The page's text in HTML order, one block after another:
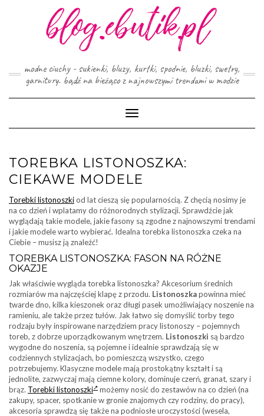
modne ciuchy - sukienki, bluzy, kurtki, spodnie, bluzki, swetry,
garnitury. bądź na bieżąco z najnowszymi trendami w modzie
Toggle
Navigation
TOREBKA LISTONOSZKA:
CIEKAWE MODELE
Torebki listonoszkiod lat cieszą się popularnością. Z chęcią nosimy je
na co dzień i wplatamy do różnorodnych stylizacji. Sprawdźcie jak
wyglądają takie modele, jakie fasony są zgodne z najnowszymi trendami
i jakie modele warto wybierać. Idealna torebka listonoszka czeka na
Ciebie – musisz ją znaleźć!
TOREBKA LISTONOSZKA: FASON NA RÓŻNE
OKAZJE
Jak właściwie wygląda torebka listonoszka? Akcesorium średnich
rozmiarów ma najczęściej klapę z przodu. Listonoszkapowinna mieć
twarde dno, kilka kieszonek oraz długi pasek umożliwiający noszenie na
ramieniu, ale także przez tułów. Jak łatwo się domyślić torby tego
rodzaju były inspirowane narzędziem pracy listonoszy – pojemnych
toreb, z dobrze uporządkowanym wnętrzem. Listonoszki są bardzo
wygodne do noszenia, są pojemne i idealnie sprawdzają się w
codziennych stylizacjach, bo pomieszczą wszystko, czego
potrzebujemy. Klasyczne modele mają prostokątny kształt i są
jednolite, zazwyczaj mają ciemne kolory, dominuje czerń, granat, szary i
brąz. Torebki listonoszki
możemy nosić do zestawów na co dzień (na
zakupy, spacer, spotkanie w gronie znajomych czy rodziny, do pracy),
akcesoria sprawdzą się także na podniosłe uroczystości (wesela,